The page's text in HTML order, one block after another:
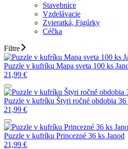
Stavebnice
Vzdelávacie
Zvieratká, Figúrky
Céčka
Filtre
Puzzle v kufríku Mapa sveta 100 ks
21,99 €
Puzzle v kufríku Štyri ročné obdobia 36
21,99 €
Puzzle v kufríku Princezné 36 ks Janod
21,99 €